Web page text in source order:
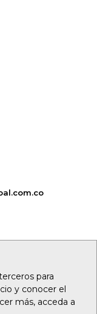
para
y conocer el
más, acceda a